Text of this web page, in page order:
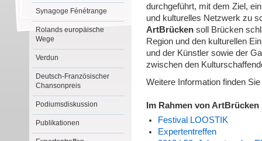
Synagoge Fénétrange
Rolands europäische
Wege
Verdun
Deutsch-Französischer
Chansonpreis
Podiumsdiskussion
Publikationen
durchgeführt, mit dem Ziel,
und kulturelles Netzwerk zu
ArtBrücken soll Brücken
Region und den kulturellen
und der Künstler sowie der
zwischen den
Weitere Information finden
Im Rahmen von
Festival LOOSTIK
Expertentreffen